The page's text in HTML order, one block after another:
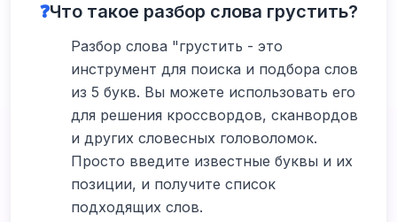
❓Что такое разбор слова грустить?
Разбор слова "грустить - это
инструмент для поиска и подбора слов
из 5 букв. Вы можете использовать его
для решения кроссвордов, сканвордов
и других словесных головоломок.
Просто введите известные буквы и их
позиции, и получите список
подходящих слов.